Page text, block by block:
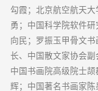
勾霞；北京航空航天
勇；中国科学院软件研
向民；罗振玉甲骨文
长、中国散文家协会副
中国书画院高级院士
辉；中国著名书画家陈